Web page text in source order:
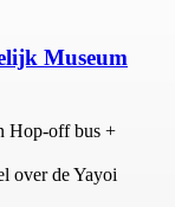
Museum
Hop-off bus +
over de Yayoi